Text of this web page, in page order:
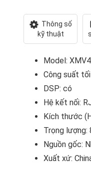
Thông số
kỹ thuật
Model:
Công suất
DSP: có
Hệ kết nối:
Kích thước
Trọng lượng:
Nguồn gốc:
Xuất xứ: